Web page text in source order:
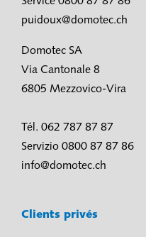
puidoux@domotec.ch
Domotec SA
Via Cantonale 8
6805 Mezzovico-Vira
Tél. 062 787 87 87
Servizio 0800 87 87 86
info@domotec.ch
Clients privés